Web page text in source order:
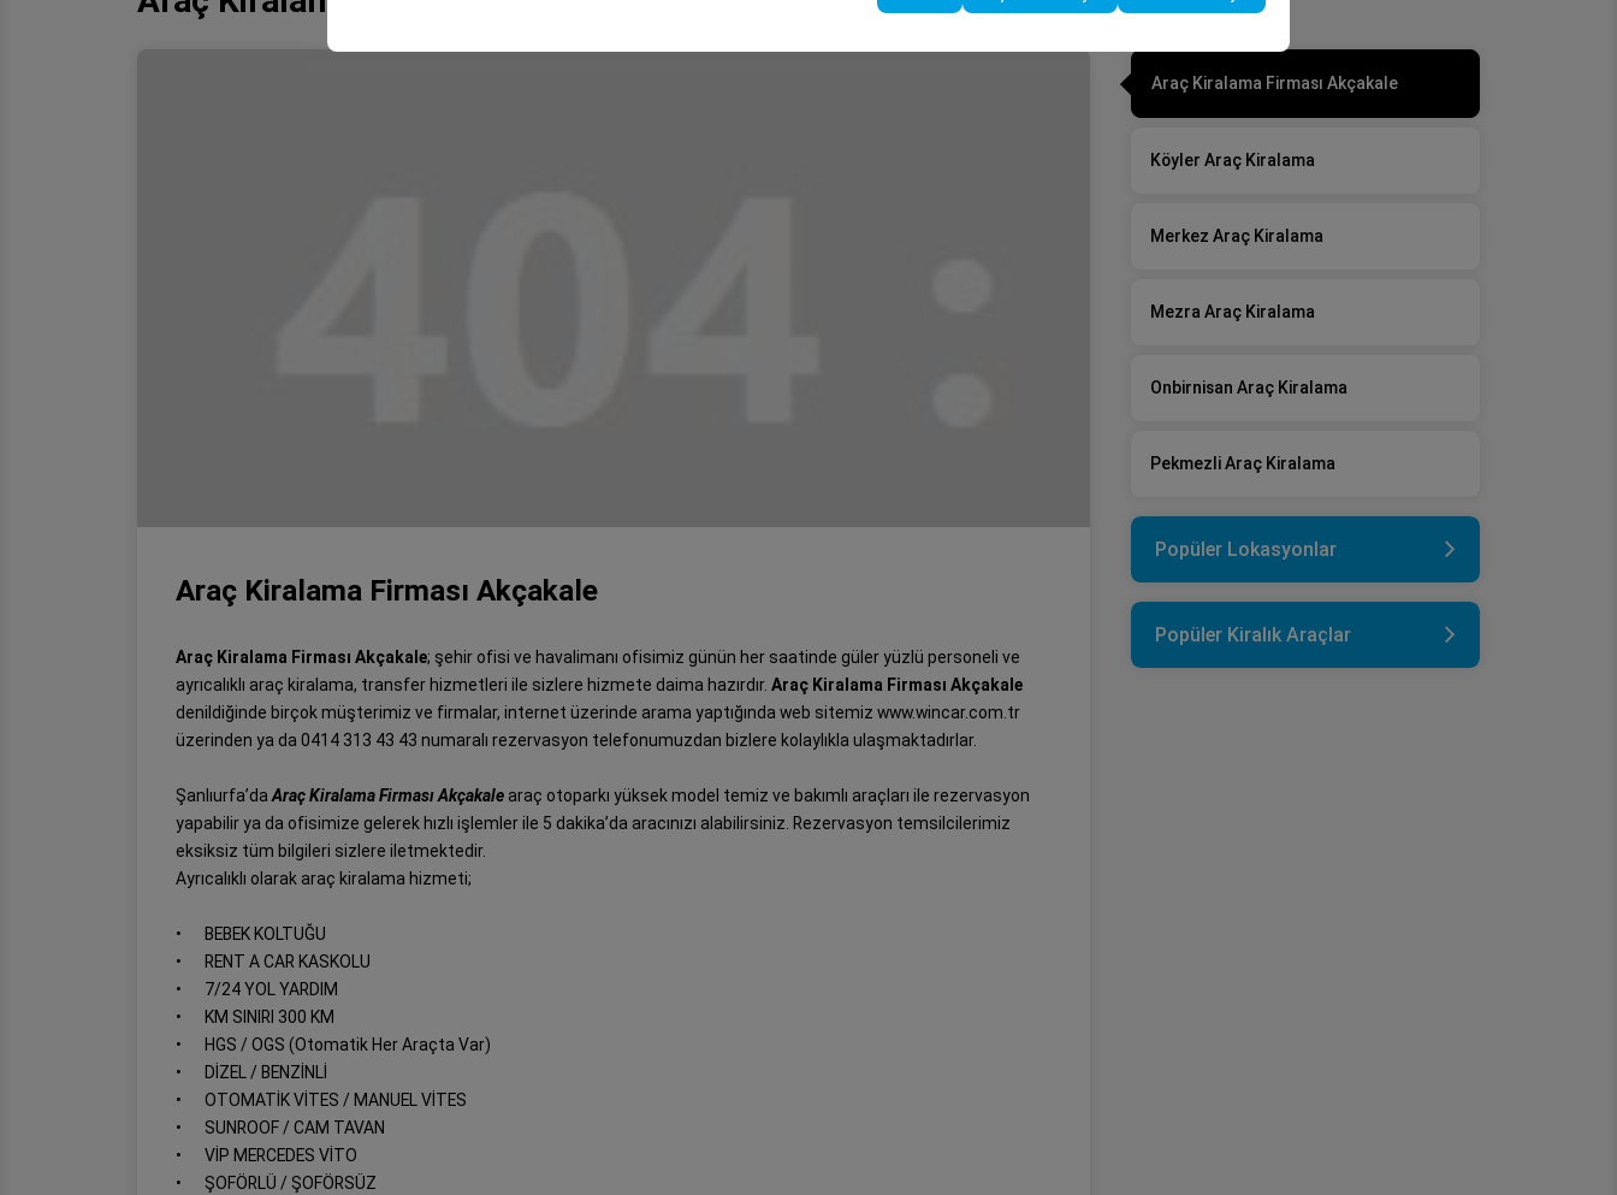
Araç Kiralama Firması Akçakale
Araç Kiralama Firması Akçakale; şehir ofisi ve havalimanı ofisimiz günün her saatinde güler yüzlü personeli ve
ayrıcalıklı araç kiralama, transfer hizmetleri ile sizlere hizmete daima hazırdır. Araç Kiralama Firması Akçakale
denildiğinde birçok müşterimiz ve firmalar, internet üzerinde arama yaptığında web sitemiz www.wincar.com.tr
üzerinden ya da 0414 313 43 43 numaralı rezervasyon telefonumuzdan bizlere kolaylıkla ulaşmaktadırlar.
Şanlıurfa’daAraç Kiralama Firması Akçakale araç otoparkı yüksek model temiz ve bakımlı araçları ile rezervasyon
yapabilir ya da ofisimize gelerek hızlı işlemler ile 5 dakika’da aracınızı alabilirsiniz. Rezervasyon temsilcilerimiz
eksiksiz tüm bilgileri sizlere iletmektedir.
Ayrıcalıklı olarak araç kiralama hizmeti;
•
BEBEK KOLTUĞU
•
RENT A CAR KASKOLU
•
7/24 YOL YARDIM
•
KM SINIRI 300 KM
•
HGS / OGS (Otomatik Her Araçta Var)
•
DİZEL / BENZİNLİ
•
OTOMATİK VİTES / MANUEL VİTES
•
SUNROOF / CAM TAVAN
•
VİP MERCEDES VİTO
•
ŞOFÖRLÜ / ŞOFÖRSÜZ
Araç Kiralama Firması Akçakale
Köyler Araç Kiralama
Merkez Araç Kiralama
Mezra Araç Kiralama
Onbirnisan Araç Kiralama
Pekmezli Araç Kiralama
Popüler Lokasyonlar
Popüler Kiralık Araçlar